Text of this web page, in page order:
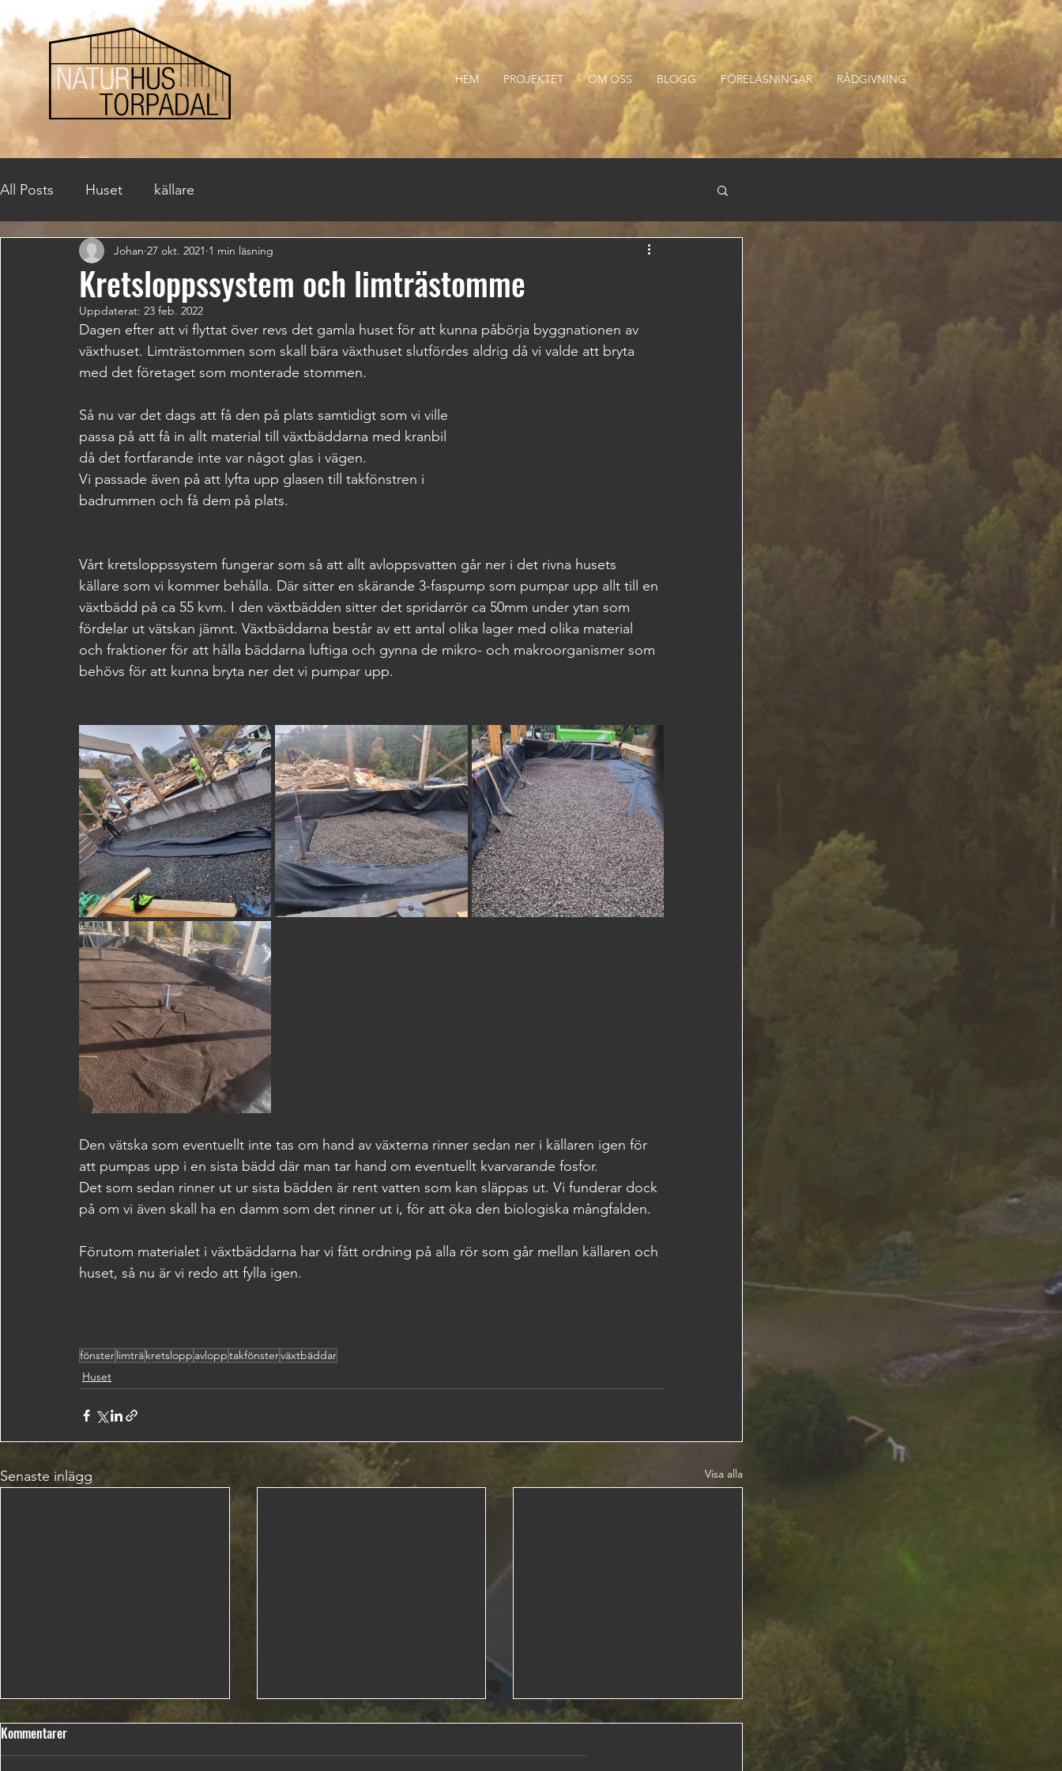
HEM PROJEKTET OM OSS BLOGG FÖRELÄSNINGAR RÅDGIVNING
All Posts Huset källare
Kretsloppssystem och limträstomme
Johan 27 okt. 2021 1 min läsning
Uppdaterat: 23 feb. 2022
Dagen efter att vi flyttat över revs det gamla huset för att kunna påbörja byggnationen av
växthuset. Limträstommen som skall bära växthuset slutfördes aldrig då vi valde att bryta
med det företaget som monterade stommen.
Så nu var det dags att få den på plats samtidigt som vi ville
passa på att få in allt material till växtbäddarna med kranbil
då det fortfarande inte var något glas i vägen.
Vi passade även på att lyfta upp glasen till takfönstren i
badrummen och få dem på plats.
Vårt kretsloppssystem fungerar som så att allt avloppsvatten går ner i det rivna husets
källare som vi kommer behålla. Där sitter en skärande 3-faspump som pumpar upp allt till en
växtbädd på ca 55 kvm. I den växtbädden sitter det spridarrör ca 50mm under ytan som
fördelar ut vätskan jämnt. Växtbäddarna består av ett antal olika lager med olika material
och fraktioner för att hålla bäddarna luftiga och gynna de mikro- och makroorganismer som
behövs för att kunna bryta ner det vi pumpar upp.
Den vätska som eventuellt inte tas om hand av växterna rinner sedan ner i källaren igen för
att pumpas upp i en sista bädd där man tar hand om eventuellt kvarvarande fosfor.
Det som sedan rinner ut ur sista bädden är rent vatten som kan släppas ut. Vi funderar dock
på om vi även skall ha en damm som det rinner ut i, för att öka den biologiska mångfalden.
Förutom materialet i växtbäddarna har vi fått ordning på alla rör som går mellan källaren och
huset, så nu är vi redo att fylla igen.
fönsterlimträkretslopp avlopptakfönsterväxtbäddar
Huset
Senaste inlägg Visa alla
Snö
Kommentarer